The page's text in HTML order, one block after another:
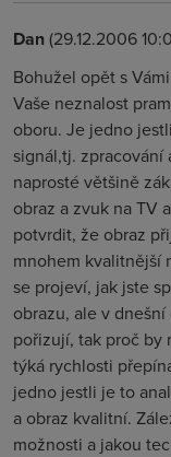
Dan(29.12.2006
Bohužel opět s
Vaše neznalost
oboru. Je jedno
signál,tj. zpracování
naprosté většině
obraz a zvuk na TV
potvrdit, že obraz
mnohem kvalitnější
se projeví, jak jste
obrazu, ale v
pořizují, tak proč by
týká rychlosti
jedno jestli je to
a obraz kvalitní.
možnosti a jakou